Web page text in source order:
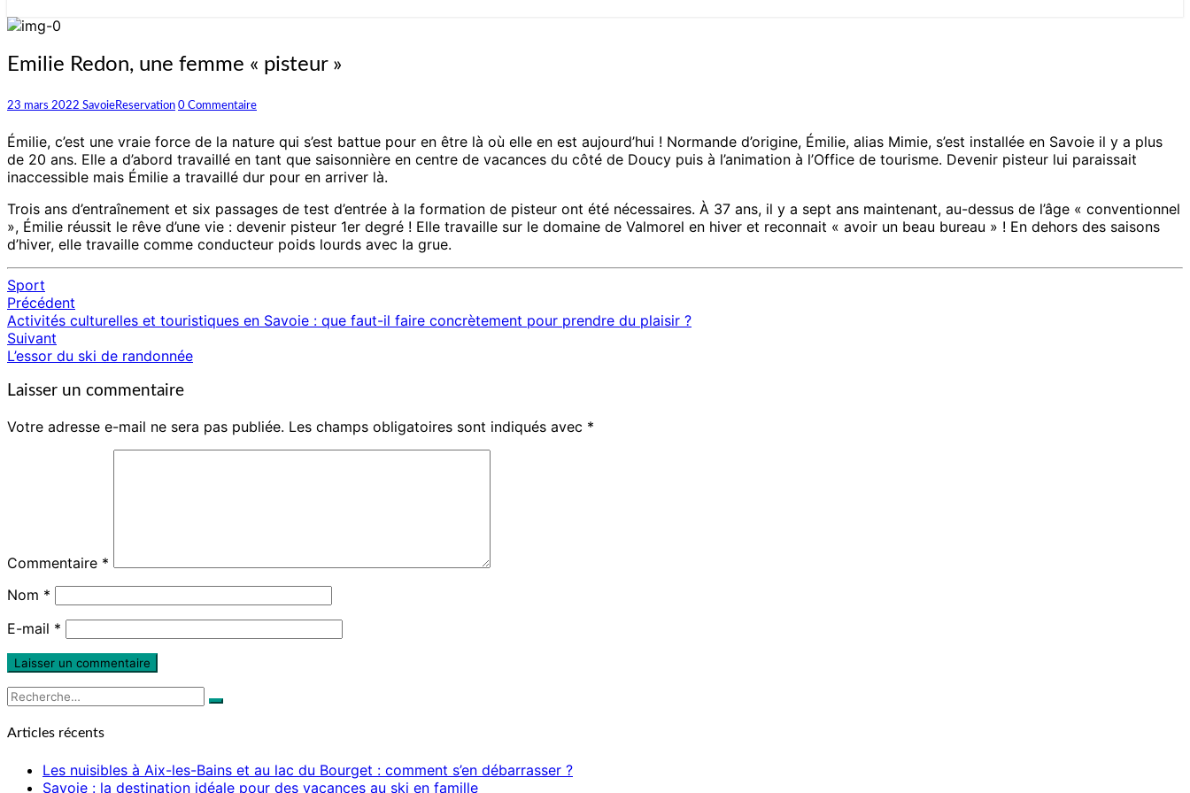
Emilie
une
femme
« pisteur »
Emilie Redon, une femme « pisteur »
23 mars 2022 SavoieReservation Commentaires
0 Commentaire
Émilie, c’est une vraie force de la nature qui s’est battue pour en être là où elle en est aujourd’hui ! Normande d’origine, Émilie, alias Mimie, s’est installée en Savoie il y a plus
de 20 ans. Elle a d’abord travaillé en tant que saisonnière en centre de vacances du côté de Doucy puis à l’animation à l’Office de tourisme. Devenir pisteur lui paraissait
inaccessible mais Émilie a travaillé dur pour en arriver là.
Trois ans d’entraînement et six passages de test d’entrée à la formation de pisteur ont été nécessaires. À 37 ans, il y a sept ans maintenant, au-dessus de l’âge « conventionnel
», Émilie réussit le rêve d’une vie : devenir pisteur 1er degré ! Elle travaille sur le domaine de Valmorel en hiver et reconnait « avoir un beau bureau » ! En dehors des saisons
d’hiver, elle travaille comme conducteur poids lourds avec la grue.
Sport
Navigation
d'article
Précédent
Activités culturelles et touristiques en Savoie : que faut-il faire concrètement pour prendre du plaisir ?
Suivant
L’essor du ski de randonnée
Laisser un commentaire
Votre adresse e-mail ne sera pas publiée. Les champs obligatoires sont indiqués avec *
Commentaire *
Nom *
E-mail *
Rechercher :
Recherche
Articles récents
Les nuisibles à Aix-les-Bains et au lac du Bourget : comment s’en débarrasser ?
Savoie : la destination idéale pour des vacances au ski en famille